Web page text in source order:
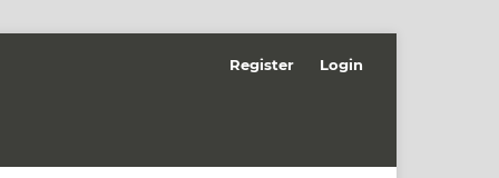
Register Login